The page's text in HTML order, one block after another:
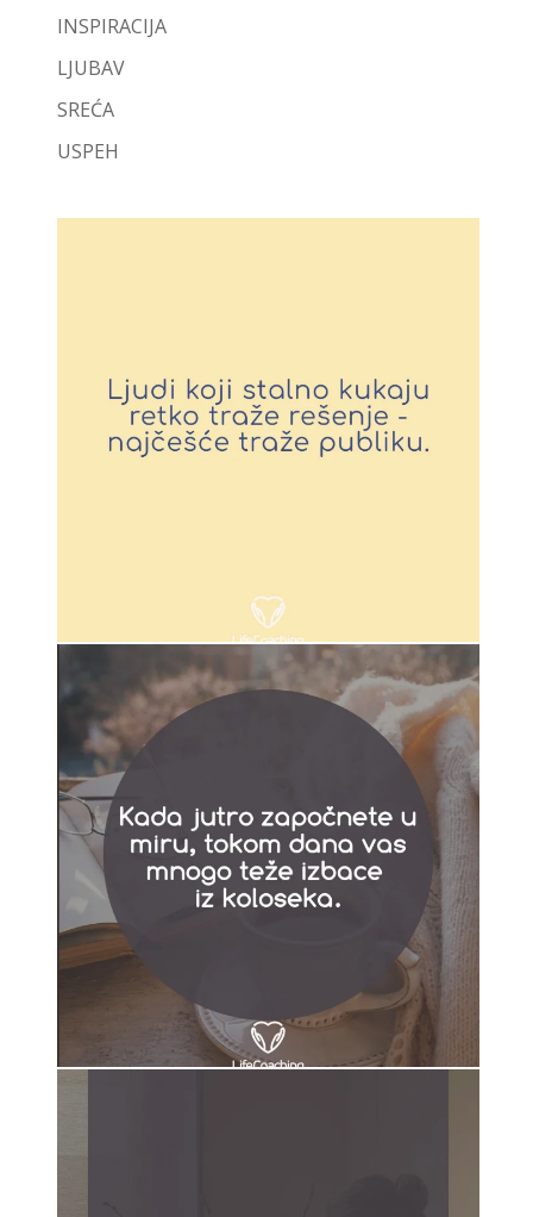
INSPIRACIJA
LJUBAV
SREĆA
USPEH